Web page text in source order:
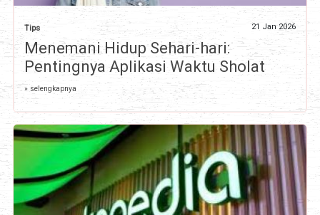
Tips 21 Jan 2026
Menemani Hidup Sehari-hari:
Pentingnya Aplikasi Waktu Sholat
» selengkapnya